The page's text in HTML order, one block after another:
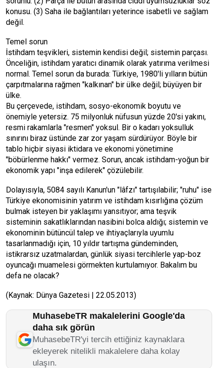
konusu. (3) Saha ile bağlantıları yeterince isabetli ve sağlam
değil.
Temel sorun
İstihdam teşvikleri, sistemin kendisi değil; sistemin parçası.
Önceliğin, istihdam yaratıcı dinamik olarak yatırıma verilmesi
normal. Temel sorun da burada: Türkiye, 1980'li yılların bütün
çarpıtmalarına rağmen "kalkınan" bir ülke değil; büyüyen bir
ülke.
Bu çerçevede, istihdam, sosyo-ekonomik boyutu ve
önemiyle yetersiz. 75 milyonluk nüfusun yüzde 20'si yakını,
resmi rakamlarla "resmen" yoksul. Bir o kadarı yoksulluk
sınırını biraz üstünde zar zor yaşam sürdürüyor. Böyle bir
tablo hiçbir siyasi iktidara ve ekonomi yönetimine
"böbürlenme hakkı" vermez. Sorun, ancak istihdam-yoğun bir
ekonomik yapı "inşa edilerek" çözülebilir.
Dolayısıyla, 5084 sayılı Kanun'un "lâfzı" tartışılabilir; "ruhu" ise
Türkiye ekonomisinin yatırım ve istihdam kısırlığına çözüm
bulmak isteyen bir yaklaşımı yansıtıyor; ama teşvik
sisteminin sakatlıklarından nasibini bolca aldığı; sistemin ve
ekonominin bütüncül talep ve ihtiyaçlarıyla uyumlu
tasarlanmadığı için, 10 yıldır tartışma gündeminden,
istikrarsız uzatmalardan, günlük siyasi tercihlerle yap-boz
oyuncağı muamelesi görmekten kurtulamıyor. Bakalım bu
defa ne olacak?
(Kaynak: Dünya Gazetesi | 22.05.2013)
MuhasebeTR makalelerini Google'da
daha sık görün
MuhasebeTR'yi tercih ettiğiniz kaynaklara
ekleyerek nitelikli makalelere daha kolay
ulaşın.